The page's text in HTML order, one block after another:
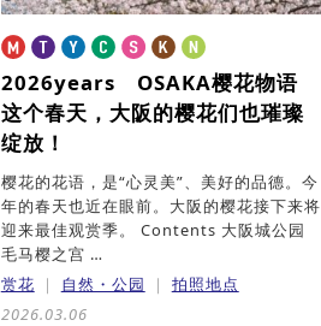
2026years OSAKA樱花物语
这个春天，大阪的樱花们也璀璨
绽放！
樱花的花语，是“心灵美”、美好的品德。今
年的春天也近在眼前。大阪的樱花接下来将
迎来最佳观赏季。 Contents 大阪城公园
毛马樱之宫 …
赏花
自然・公园
拍照地点
2026.03.06